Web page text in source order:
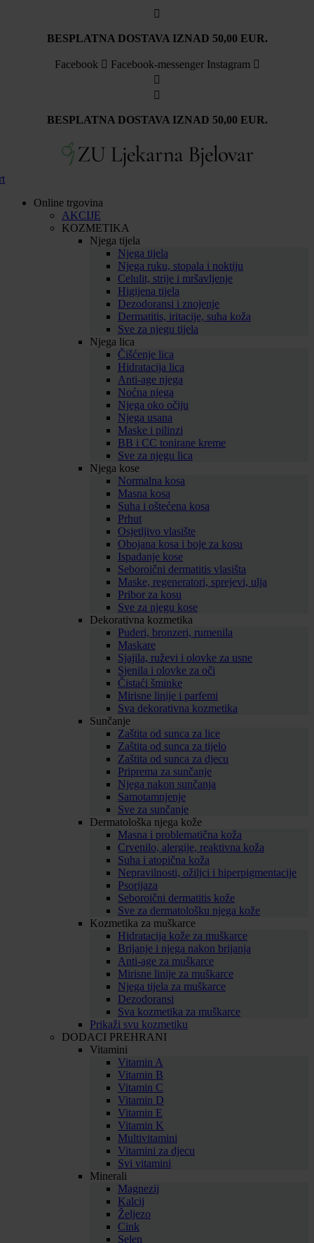
BESPLATNA DOSTAVA IZNAD 50,00 EUR.
Facebook Facebook-messenger Instagram
BESPLATNA DOSTAVA IZNAD 50,00 EUR.
Online trgovina
AKCIJE
KOZMETIKA
Njega tijela
Njega tijela
Njega ruku, stopala i noktiju
Celulit, strije i mršavljenje
Higijena tijela
Dezodoransi i znojenje
Dermatitis, iritacije, suha koža
Sve za njegu tijela
Njega lica
Čišćenje lica
Hidratacija lica
Anti-age njega
Noćna njega
Njega oko očiju
Njega usana
Maske i pilinzi
BB i CC tonirane kreme
Sve za njegu lica
Njega kose
Normalna kosa
Masna kosa
Suha i oštećena kosa
Prhut
Osjetljivo vlasište
Obojana kosa i boje za kosu
Ispadanje kose
Seboroični dermatitis vlasišta
Maske, regeneratori, sprejevi, ulja
Pribor za kosu
Sve za njegu kose
Dekorativna kozmetika
Puderi, bronzeri, rumenila
Maskare
Sjajila, ruževi i olovke za usne
Sjenila i olovke za oči
Čistaći šminke
Mirisne linije i parfemi
Sva dekorativna kozmetika
Sunčanje
Zaštita od sunca za lice
Zaštita od sunca za tijelo
Zaštita od sunca za djecu
Priprema za sunčanje
Njega nakon sunčanja
Samotamnjenje
Sve za sunčanje
Dermatološka njega kože
Masna i problematična koža
Crvenilo, alergije, reaktivna koža
Suha i atopična koža
Nepravilnosti, ožiljci i hiperpigmentacije
Psorijaza
Seboroični dermatitis kože
Sve za dermatološku njega kože
Kozmetika za muškarce
Hidratacija kože za muškarce
Brijanje i njega nakon brijanja
Anti-age za muškarce
Mirisne linije za muškarce
Njega tijela za muškarce
Dezodoransi
Sva kozmetika za muškarce
Prikaži svu kozmetiku
DODACI PREHRANI
Vitamini
Vitamin A
Vitamin B
Vitamin C
Vitamin D
Vitamin E
Vitamin K
Multivitamini
Vitamini za djecu
Svi vitamini
Minerali
Magnezij
Kalcij
Željezo
Cink
Selen